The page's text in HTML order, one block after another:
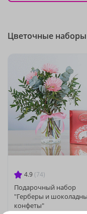
Цветочные наборы
4.9 (74)
Подарочный набор
"Герберы и
конфеты"